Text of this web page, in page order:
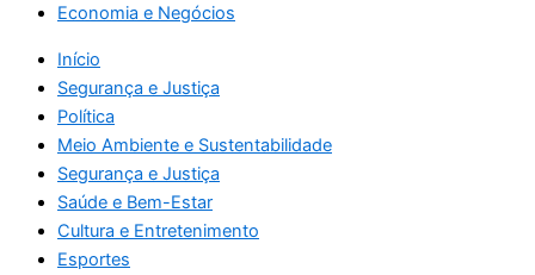
Economia e Negócios
Início
Segurança e Justiça
Política
Meio Ambiente e Sustentabilidade
Segurança e Justiça
Saúde e Bem-Estar
Cultura e Entretenimento
Esportes